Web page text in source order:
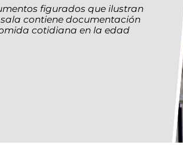
figurados que ilustran
contiene documentación
cotidiana en la edad